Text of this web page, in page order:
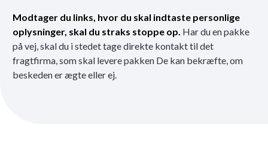
Modtager du links, hvor du skal indtaste personlige
oplysninger, skal du straks stoppe op. Har du en pakke
på vej, skal du i stedet tage direkte kontakt til det
fragtfirma, som skal levere pakken De kan bekræfte, om
beskeden er ægte eller ej.